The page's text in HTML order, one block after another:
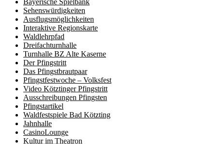
Sehenswürdigkeiten
Ausflugsmöglichkeiten
Interaktive Regionskarte
Waldlehrpfad
Dreifachturnhalle
Turnhalle BZ Alte Kaserne
Der Pfingstritt
Das Pfingstbrautpaar
Pfingstfestwoche – Volksfest
Video Kötztinger Pfingstritt
Ausschreibungen Pfingsten
Pfingstartikel
Waldfestspiele Bad Kötzting
Jahnhalle
CasinoLounge
Kultur im Theatron